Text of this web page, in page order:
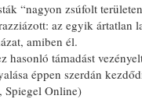
“nagyon zsúfolt
az egyik ártatlan
amiben él.
hasonló támadást
éppen szerdán
Spiegel Online)